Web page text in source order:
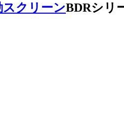
クリーンBDRシリ